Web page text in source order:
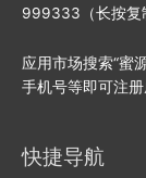
999333（长按复
应用市场搜索“蜜
手机号等即可注
快捷导航